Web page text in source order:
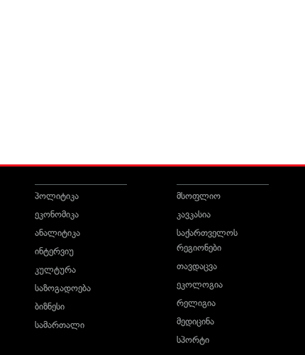
პოლიტიკა
ეკონომიკა
ანალიტიკა
ინტერვიუ
კულტურა
საზოგადოება
ბიზნესი
სამართალი
მსოფლიო
კავკასია
საქართველოს
რეგიონები
თავდაცვა
ეკოლოგია
რელიგია
მედიცინა
სპორტი